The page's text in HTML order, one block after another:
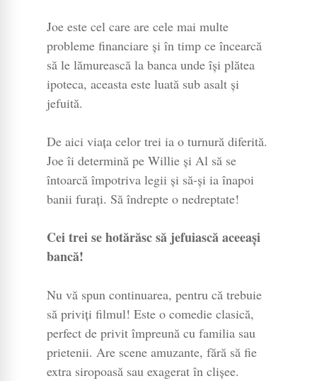
Joe este cel care are cele mai multe
probleme financiare și în timp ce încearcă
să le lămurească la banca unde își plătea
ipoteca, aceasta este luată sub asalt și
jefuită.
De aici viața celor trei ia o turnură diferită.
Joe îi determină pe Willie și Al să se
întoarcă împotriva legii și să-și ia înapoi
banii furați. Să îndrepte o nedreptate!
Cei trei se hotărăsc să jefuiască aceeași
bancă!
Nu vă spun continuarea, pentru că trebuie
să priviți filmul! Este o comedie clasică,
perfect de privit împreună cu familia sau
prietenii. Are scene amuzante, fără să fie
extra siropoasă sau exagerat în clișee.